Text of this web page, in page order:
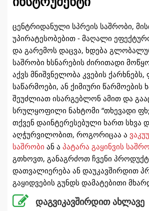
ცენტრიდანული სპრეის საშრობი,
უპირატესობებით - მაღალი
და გარემოს დაცვა, ხდება
საშრობი ხსნარების ძირითადი
აქვს მნიშვნელობა კვების
საწარმოები, ან ქიმიური წარმოების
შეუძლიათ ისარგებლონ ამით და
სრულყოფილი ნახტომი “თხევადი
თქვენ დაინტერესებული ხართ სხვა
აღჭურვილობით, როგორიცაა ა
საშრობი ან ა პატარა გაყინვის
გთხოვთ, განაგრძოთ ჩვენი
დათვალიერება ან დაუკავშირდით
გაყიდვების გუნდს დამატებითი
დაგვიკავშირდით ახლავე